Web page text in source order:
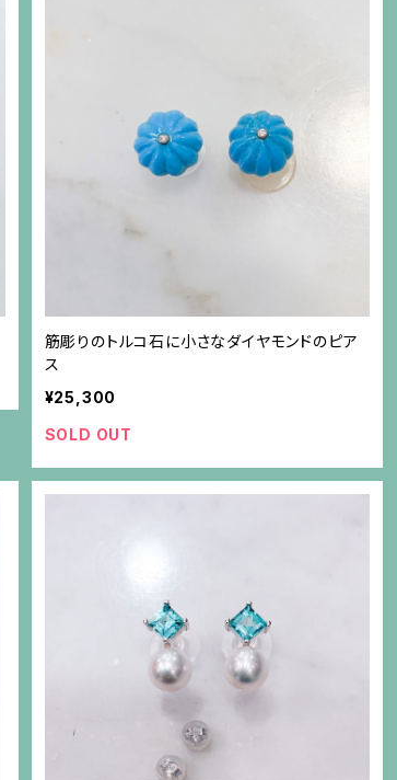
筋彫りのトルコ石に小さなダイヤモンドのピア
ス
¥25,300
SOLD OUT